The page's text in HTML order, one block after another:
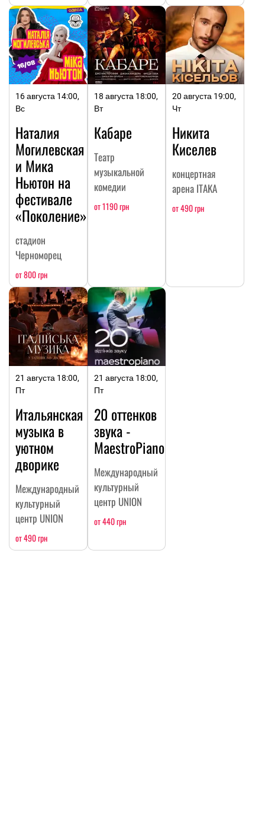
16 августа 14:00,
Вс
Наталия
Могилевская
и Мика
Ньютон на
фестивале
«Поколение»
стадион
Черноморец
от 800 грн
18 августа 18:00,
Вт
Кабаре
Театр
музыкальной
комедии
от 1190 грн
20 августа 19:00,
Чт
Никита
Киселев
концертная
арена ITAKA
от 490 грн
21 августа 18:00,
Пт
Итальянская
музыка в
уютном
дворике
Международный
культурный
центр UNION
от 490 грн
21 августа 18:00,
Пт
20 оттенков
звука -
MaestroPiano
Международный
культурный
центр UNION
от 440 грн